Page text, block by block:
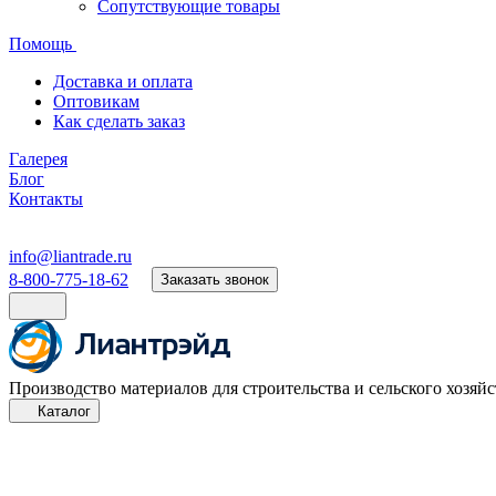
Сопутствующие товары
Помощь
Доставка и оплата
Оптовикам
Как сделать заказ
Галерея
Блог
Контакты
info@liantrade.ru
8-800-775-18-62
Заказать звонок
Производство материалов для строительства и сельского
Каталог